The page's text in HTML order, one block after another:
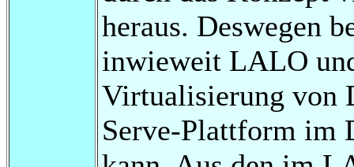
heraus. Deswegen
inwieweit LALO
Virtualisierung von
Serve-Plattform im